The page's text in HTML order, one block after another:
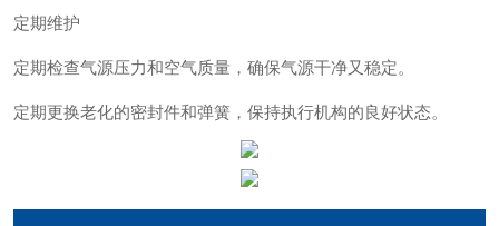
定期维护‌
定期检查气源压力和空气质量，确保气源干净又稳定。
定期更换老化的密封件和弹簧，保持执行机构的良好状态。